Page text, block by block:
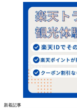
新着記事